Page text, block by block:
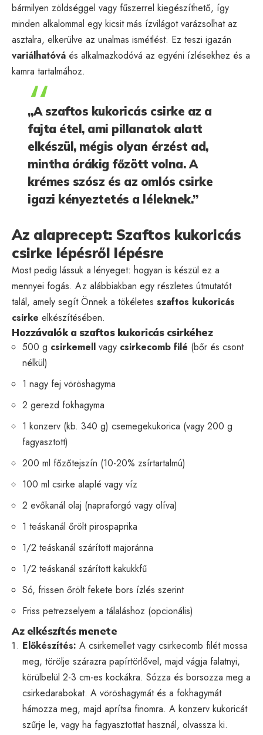
bármilyen zöldséggel vagy fűszerrel kiegészíthető, így
minden alkalommal egy kicsit más ízvilágot varázsolhat az
asztalra, elkerülve az unalmas ismétlést. Ez teszi igazán
variálhatóvá és alkalmazkodóvá az egyéni ízlésekhez és a
kamra tartalmához.
„A szaftos kukoricás csirke az a
fajta étel, ami pillanatok alatt
elkészül, mégis olyan érzést ad,
mintha órákig főzött volna. A
krémes szósz és az omlós csirke
igazi kényeztetés a léleknek.”
Az alaprecept: Szaftos kukoricás
csirke lépésről lépésre
Most pedig lássuk a lényeget: hogyan is készül ez a
mennyei fogás. Az alábbiakban egy részletes útmutatót
talál, amely segít Önnek a tökéletes szaftos kukoricás
csirke elkészítésében.
Hozzávalók a szaftos kukoricás csirkéhez
500 g csirkemell vagy csirkecomb filé (bőr és csont
nélkül)
1 nagy fej vöröshagyma
2 gerezd fokhagyma
1 konzerv (kb. 340 g) csemegekukorica (vagy 200 g
fagyasztott)
200 ml főzőtejszín (10-20% zsírtartalmú)
100 ml csirke alaplé vagy víz
2 evőkanál olaj (napraforgó vagy olíva)
1 teáskanál őrölt pirospaprika
1/2 teáskanál szárított majoránna
1/2 teáskanál szárított kakukkfű
Só, frissen őrölt fekete bors ízlés szerint
Friss petrezselyem a tálaláshoz (opcionális)
Az elkészítés menete
Előkészítés: A csirkemellet vagy csirkecomb filét mossa
meg, törölje szárazra papírtörlővel, majd vágja falatnyi,
körülbelül 2-3 cm-es kockákra. Sózza és borsozza meg a
csirkedarabokat. A vöröshagymát és a fokhagymát
hámozza meg, majd aprítsa finomra. A konzerv kukoricát
szűrje le, vagy ha fagyasztottat használ, olvassza ki.